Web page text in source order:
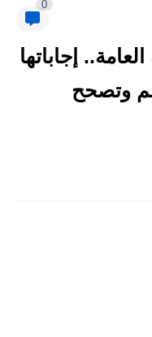
0
العامة.. إجاباتها
وتصحح